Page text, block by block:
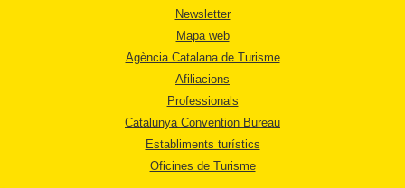
Newsletter
Mapa web
Agència Catalana de Turisme
Afiliacions
Professionals
Catalunya Convention Bureau
Establiments turístics
Oficines de Turisme